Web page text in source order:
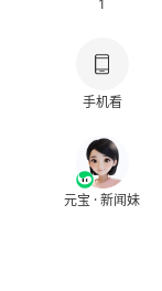
1
手机看
元宝 · 新闻妹